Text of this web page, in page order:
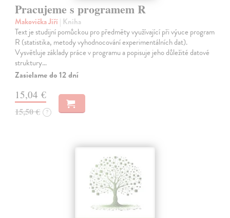
Pracujeme s programem R
Makovička Jiří | Kniha
Text je studijní pomůckou pro předměty využívající při výuce program
R (statistika, metody vyhodnocování experimentálních dat).
Vysvětluje základy práce v programu a popisuje jeho důležité datové
struktury…
Zasielame do 12 dní
15,04 €
15,50 € ?